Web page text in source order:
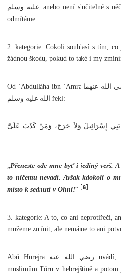
عليه وسلم, anebo není slučitelné s něčím, co Korán či Sunna tvrdí, to
odmítáme.
2. kategorie: Cokoli souhlasí s tím,
žádnou škodu, pokud to také i my
Od ‘Abdulláha ibn ‘Amra رضي الله عنهما se uvádí, že Posel Boží صلى
الله عليه وسلم řekl:
بَنِي إِسْرَائِيلَ وَلاَ حَرَجَ، وَمَنْ كَذَبَ عَلَىَّ
Přeneste ode mne byť i jediný verš.
to ničemu nevadí. Avšak kdokoli o
místo k sednutí v Ohni!“ [6]
3. kategorie: A to, co ani neprotiřečí,
můžeme zmínit, ale nemáme to ani
Abú Hurejra رضي الله عنه uvádí, že lidé Knihy zvykli předčítat
muslimům Tóru v hebrejštině a